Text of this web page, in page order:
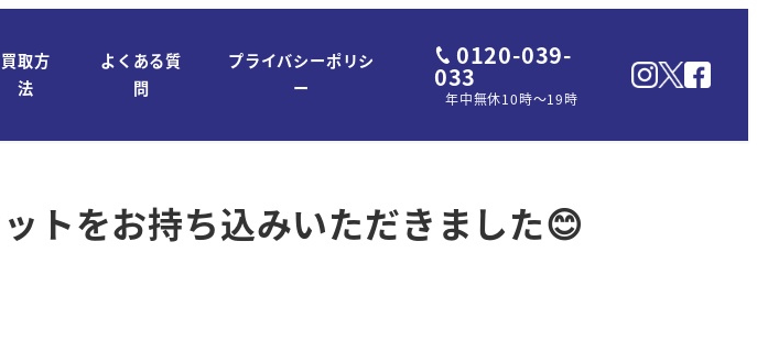
買取方
法
よくある質
問
プライバシーポリシ
ー
0120-039-
033
年中無休10時～19時
トをお持ち込みいただきました😊